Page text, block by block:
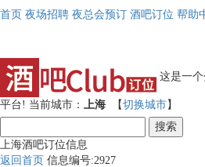
首页 夜场招聘 夜总会预订 酒吧订位 帮助
这是一
平台! 当前城市： 上海 【切换城市】
搜索
上海酒吧订位信息
返回首页 信息编号:2927